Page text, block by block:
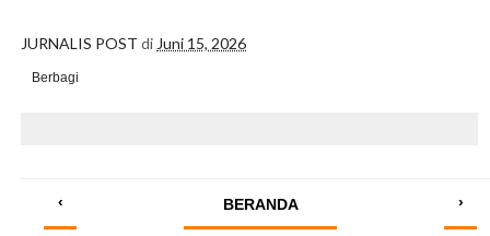
JURNALIS POST di Juni 15, 2026
Berbagi
‹ ›
BERANDA